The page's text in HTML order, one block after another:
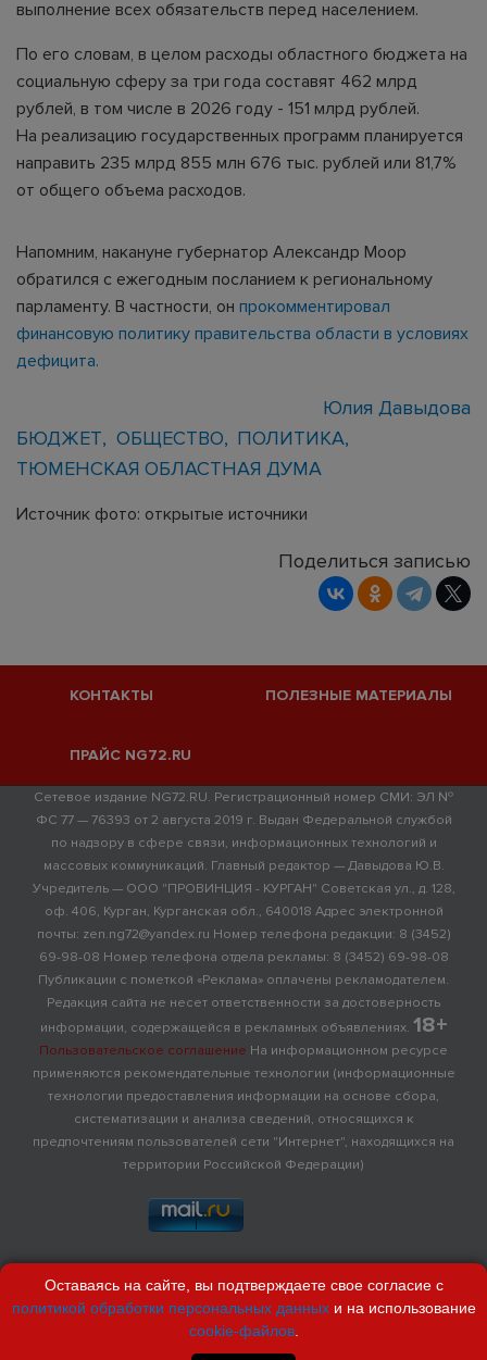
выполнение всех обязательств перед населением.
По его словам, в целом расходы областного бюджета на
социальную сферу за три года составят 462 млрд
рублей, в том числе в 2026 году - 151 млрд рублей.
На реализацию государственных программ планируется
направить 235 млрд 855 млн 676 тыс. рублей или 81,7%
от общего объема расходов.
Напомним, накануне губернатор Александр Моор
обратился с ежегодным посланием к региональному
парламенту. В частности, он прокомментировал
финансовую политику правительства области в условиях
дефицита.
Юлия Давыдова
БЮДЖЕТ
ОБЩЕСТВО
ПОЛИТИКА
ТЮМЕНСКАЯ ОБЛАСТНАЯ ДУМА
Источник фото: открытые источники
Поделиться записью
КОНТАКТЫ ПОЛЕЗНЫЕ МАТЕРИАЛЫ
ПРАЙС NG72.RU
Сетевое издание NG72.RU. Регистрационный номер СМИ: ЭЛ №
ФС 77 — 76393 от 2 августа 2019 г. Выдан Федеральной службой
по надзору в сфере связи, информационных технологий и
массовых коммуникаций. Главный редактор — Давыдова Ю.В.
Учредитель — ООО "ПРОВИНЦИЯ - КУРГАН" Советская ул., д. 128,
оф. 406, Курган, Курганская обл., 640018 Адрес электронной
почты: zen.ng72@yandex.ru Номер телефона редакции: 8 (3452)
69-98-08 Номер телефона отдела рекламы: 8 (3452) 69-98-08
Публикации с пометкой «Реклама» оплачены рекламодателем.
Редакция сайта не несет ответственности за достоверность
информации, содержащейся в рекламных объявлениях. 18+
Пользовательское соглашение На информационном ресурсе
применяются рекомендательные технологии (информационные
технологии предоставления информации на основе сбора,
систематизации и анализа сведений, относящихся к
предпочтениям пользователей сети "Интернет", находящихся на
территории Российской Федерации)
Оставаясь на сайте, вы подтверждаете свое согласие с
политикой обработки персональных данныхи на использование
cookie-файлов.